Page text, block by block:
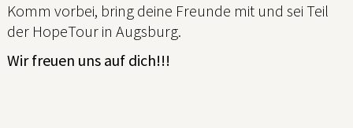
Komm vorbei, bring deine Freunde mit und sei Teil
der HopeTour in Augsburg.
Wir freuen uns auf dich!!!